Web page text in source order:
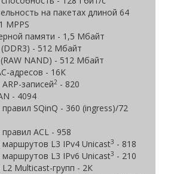
на пакетах длиной 64
МРРS
памяти - 1,5 Мбайт
- 512 Мбайт
NAND) - 512 Мбайт
адресов - 16К
записей2 - 820
- 4094
SQinQ - 360 (ingress)/72
ACL - 958
L3 IPv4 Unicast3 - 818
L3 IPv6 Unicast3 - 210
Multicast-групп - 2К